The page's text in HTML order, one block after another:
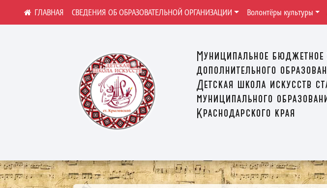
Муниципальное бюджетное
дополнительного
Детская школа искусств
муниципального
Краснодарского края
СВЕДЕНИЯ ОБ ОБРАЗОВАТЕЛЬНОЙ ОРГАНИЗАЦИИ Волонтёры культуры